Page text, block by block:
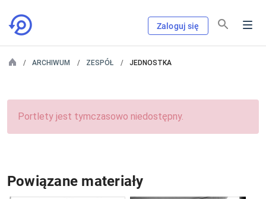
Zaloguj się
ARCHIWUM ZESPÓŁ JEDNOSTKA
Portlety jest tymczasowo niedostępny.
Powiązane materiały